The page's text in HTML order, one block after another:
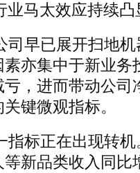
业马太效应持续凸
司早已展开扫地
亦集中于新业务
，进而带动公司
键微观指标。
指标正在出现转
新品类收入同比